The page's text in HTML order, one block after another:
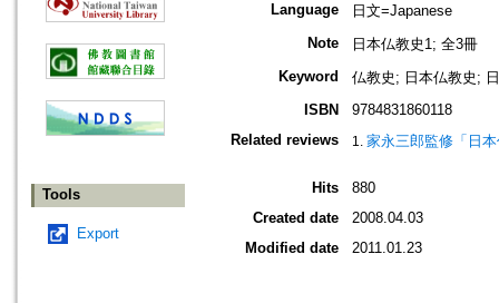
Tools
Export
Language
日文=Japanese
Note
日本仏教史1; 全3冊
Keyword
仏教史; 日本仏教史;
ISBN
9784831860118
Related reviews
家永三郎監修「日
Hits
880
Created date
2008.04.03
Modified date
2011.01.23